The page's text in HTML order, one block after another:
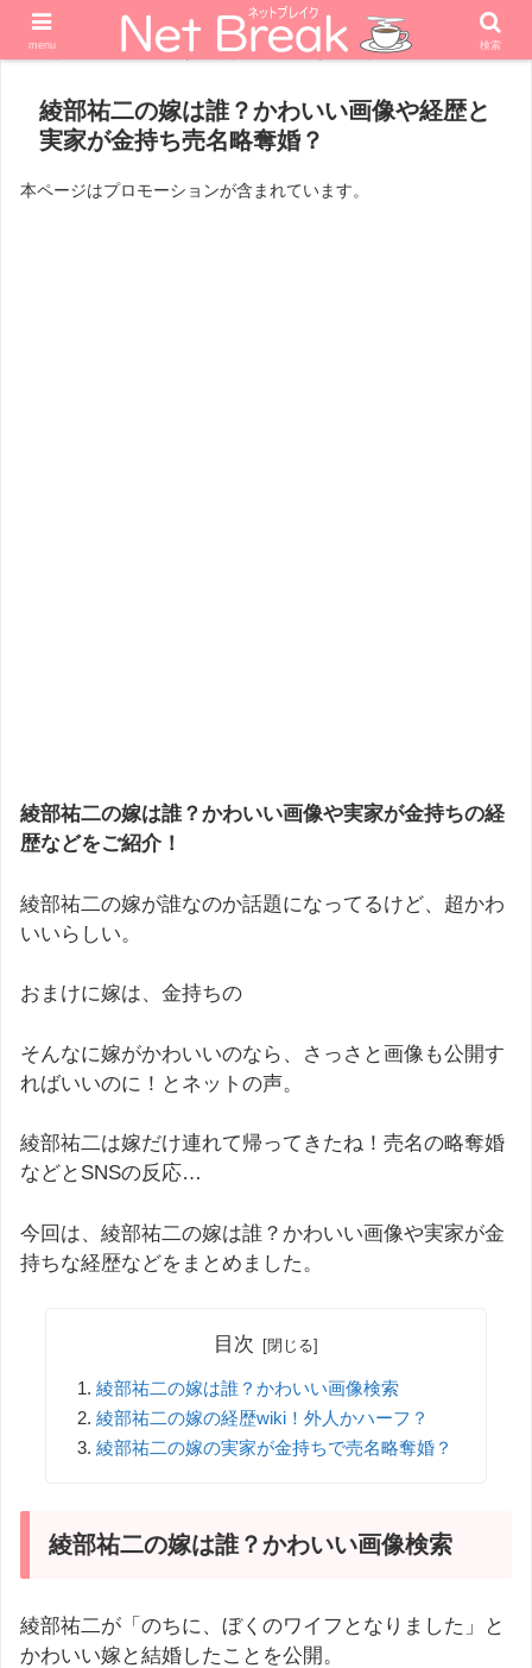
ホーム エンターテナー タレント
綾部祐二の嫁は誰？かわいい画像や経歴と
実家が金持ち売名略奪婚？
本ページはプロモーションが含まれています。
綾部祐二の嫁は誰？かわいい画像や実家が金持ちの経
歴などをご紹介！
綾部祐二の嫁が誰なのか話題になってるけど、超かわ
いいらしい。
おまけに嫁は、金持ちの
そんなに嫁がかわいいのなら、さっさと画像も公開す
ればいいのに！とネットの声。
綾部祐二は嫁だけ連れて帰ってきたね！売名の略奪婚
などとSNSの反応…
今回は、綾部祐二の嫁は誰？かわいい画像や実家が金
持ちな経歴などをまとめました。
目次
綾部祐二の嫁は誰？かわいい画像検索
綾部祐二の嫁の経歴wiki！外人かハーフ？
綾部祐二の嫁の実家が金持ちで売名略奪婚？
綾部祐二の嫁は誰？かわいい画像検索
綾部祐二が「のちに、ぼくのワイフとなりました」と
かわいい嫁と結婚したことを公開。
menu 検索